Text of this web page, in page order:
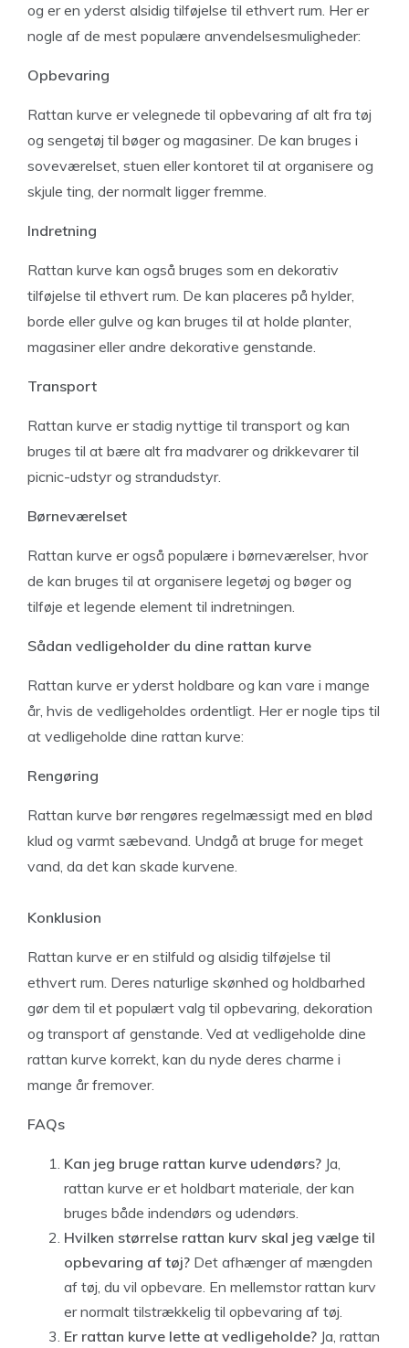
og er en yderst alsidig tilføjelse til ethvert rum. Her er
nogle af de mest populære anvendelsesmuligheder:
Opbevaring
Rattan kurve er velegnede til opbevaring af alt fra tøj
og sengetøj til bøger og magasiner. De kan bruges i
soveværelset, stuen eller kontoret til at organisere og
skjule ting, der normalt ligger fremme.
Indretning
Rattan kurve kan også bruges som en dekorativ
tilføjelse til ethvert rum. De kan placeres på hylder,
borde eller gulve og kan bruges til at holde planter,
magasiner eller andre dekorative genstande.
Transport
Rattan kurve er stadig nyttige til transport og kan
bruges til at bære alt fra madvarer og drikkevarer til
picnic-udstyr og strandudstyr.
Børneværelset
Rattan kurve er også populære i børneværelser, hvor
de kan bruges til at organisere legetøj og bøger og
tilføje et legende element til indretningen.
Sådan vedligeholder du dine rattan kurve
Rattan kurve er yderst holdbare og kan vare i mange
år, hvis de vedligeholdes ordentligt. Her er nogle tips til
at vedligeholde dine rattan kurve:
Rengøring
Rattan kurve bør rengøres regelmæssigt med en blød
klud og varmt sæbevand. Undgå at bruge for meget
vand, da det kan skade kurvene.
Konklusion
Rattan kurve er en stilfuld og alsidig tilføjelse til
ethvert rum. Deres naturlige skønhed og holdbarhed
gør dem til et populært valg til opbevaring, dekoration
og transport af genstande. Ved at vedligeholde dine
rattan kurve korrekt, kan du nyde deres charme i
mange år fremover.
FAQs
Kan jeg bruge rattan kurve udendørs? Ja,
rattan kurve er et holdbart materiale, der kan
bruges både indendørs og udendørs.
Hvilken størrelse rattan kurv skal jeg vælge til
opbevaring af tøj? Det afhænger af mængden
af tøj, du vil opbevare. En mellemstor rattan kurv
er normalt tilstrækkelig til opbevaring af tøj.
Er rattan kurve lette at vedligeholde? Ja, rattan